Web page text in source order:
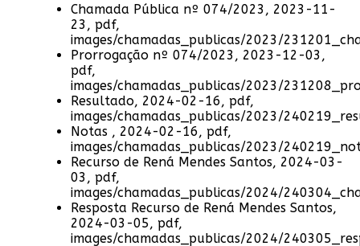
Chamada Pública nº 074/2023, 2023-11-
23, pdf,
images/chamadas_publicas/2023/
Prorrogação nº 074/2023, 2023-12-03,
pdf,
images/chamadas_publicas/2023/
Resultado, 2024-02-16, pdf,
images/chamadas_publicas/2023/
Notas , 2024-02-16, pdf,
images/chamadas_publicas/2023/
Recurso de Rená Mendes Santos, 2024-03-
03, pdf,
images/chamadas_publicas/2024/
Resposta Recurso de Rená Mendes Santos,
2024-03-05, pdf,
images/chamadas_publicas/2024/